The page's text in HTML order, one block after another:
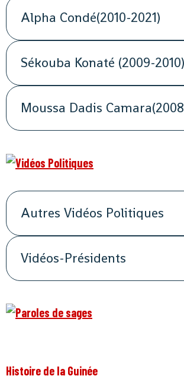
Alpha Condé(2010-2021)
Sékouba Konaté (2009-2010)
Moussa Dadis
Autres Vidéos Politiques
Vidéos-Présidents
Histoire de la Guinée